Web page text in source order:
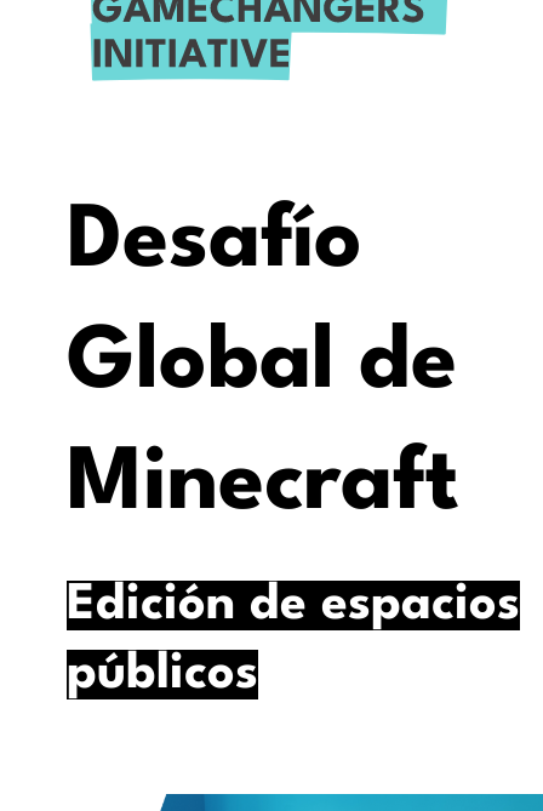
Desafío
Global de
Minecraft
Edición de espacios
públicos